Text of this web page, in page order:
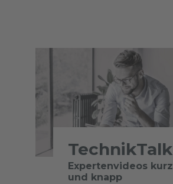
TechnikTalk
Expertenvideos kurz
und knapp